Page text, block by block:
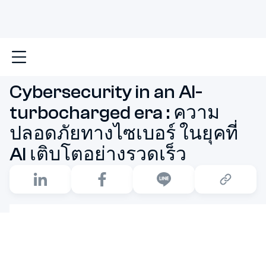
หน้าหลัก
Cybersecurity in an AI-
turbocharged era : ความ
ปลอดภัยทางไซเบอร์ ในยุคที่
AI เติบโตอย่างรวดเร็ว